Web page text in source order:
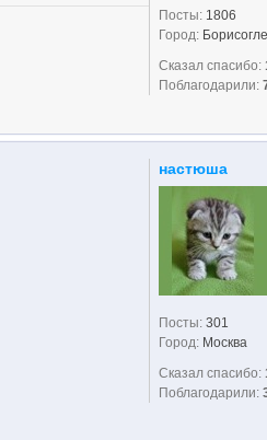
Посты: 1806
Город:
Сказал спасибо:
Поблагодарили:
настюша
Посты: 301
Город: Москва
Сказал спасибо:
Поблагодарили: